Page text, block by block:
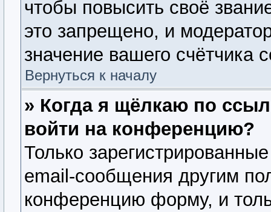
чтобы повысить своё
это запрещено, и
значение вашего счётчика
Вернуться к началу
» Когда я щёлкаю по
войти на конференцию?
Только
email-сообщения другим
конференцию форму, и